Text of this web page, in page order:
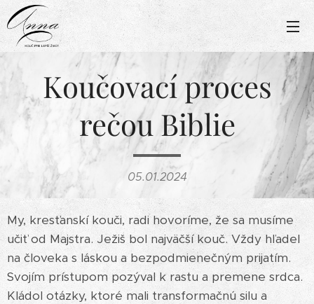
Koučovací proces
rečou Biblie
05.01.2024
My, kresťanskí kouči, radi hovoríme, že sa musíme
učiť od Majstra. Ježiš bol najväčší kouč. Vždy hľadel
na človeka s láskou a bezpodmienečným prijatím.
Svojím prístupom pozýval k rastu a premene srdca.
Kládol otázky, ktoré mali transformačnú silu a